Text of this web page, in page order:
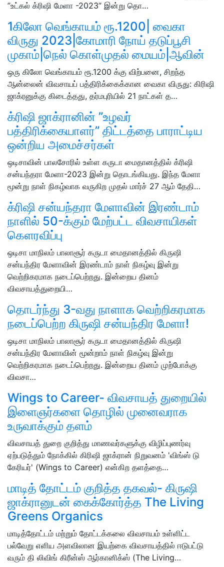
”உட்கல் க்ரிஷி மேளா -2023” இன்று தொ…
1கிலோ வெங்காயம் ரூ.1200| வைகா
விருது 2023|கோமாரி நோய் தடுப்பூசி
முகாம்|நெல் கொள்முதல் மையம்|ஆவின்
ஒரு கிலோ வெங்காயம் ரூ.1200 க்கு விற்பனை, சிறந்த
ஆன்லைன் விவசாயப் பத்திரிக்கைக்கான வைகா விருது: கிரிஷி
ஜாக்ரனுக்கு கிடைத்தது, தர்மபுரியில் 21 நாட்கள் த…
க்ரிஷி ஜாக்ரானின் ”உழவர்
பத்திரிக்கையாளர்” திட்டத்தை பாராட்டிய
ஒன்றிய அமைச்சர்கள்
ஒடிசாவின் பாலசோரில் உள்ள கருடா மைதானத்தில் க்ரிஷி
சன்யந்தரா மேளா-2023 இன்று தொடங்கியது. இந்த மேளா
மூன்று நாள் நிகழ்வாக வருகிற முதல் மார்ச் 27 ஆம் தேதி…
க்ரிஷி சன்யந்தரா மேளாவின் இரண்டாம்
நாளில் 50-க்கும் மேற்பட்ட விவசாயிகள்
கௌரவிப்பு
ஒடிசா மாநிலம் பாலாசூர் கருடா மைதானத்தில் கிருஷி
சன்யந்திர மேளாவின் இரண்டாம் நாள் நிகழ்வு இன்று
வெற்றிகரமாக நடைப்பெற்றது. இன்றைய தினம்
விவசாயத்துறையி…
தொடர்ந்து 3-வது நாளாக வெற்றிகரமாக
நடைப்பெற்ற கிருஷி சன்யந்திர மேளா!
ஒடிசா மாநிலம் பாலாசூர் கருடா மைதானத்தில் கிருஷி
சன்யந்திர மேளாவின் மூன்றாம் நாள் நிகழ்வு இன்று
வெற்றிகரமாக நடைப்பெற்றது. இன்றைய தினம் முற்போக்கு
விவசா…
Wings to Career- விவசாயத் துறையில்
இளைஞர்களை தொழில் முனைவராக
உருவாக்கும் தளம்
விவசாயத் துறை குறித்து மாணவர்களுக்கு விழிப்புணர்வு
ஏற்படுத்தும் நோக்கில் கிரிஷி ஜாக்ரான் நிறுவனம் 'விங்ஸ் டு
கேரியர்' (Wings to Career) என்கிற தளத்தை…
மாடித் தோட்டம் குறித்த தகவல்- கிருஷி
ஜாக்ரானுடன் கைக்கோர்த்த The Living
Greens Organics
மாடித்தோட்டம் மற்றும் தோட்டக்கலை விவசாயம் உள்ளிட்ட
பல்வேறு எளிய அளவிலான இயற்கை விவசாயத்தில் ஈடுபட்டு
வரும் தி லிவிங் கிரீன்ஸ் ஆர்கானிக்ஸ் (The Living…